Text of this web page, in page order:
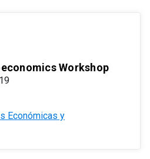
Workshop
Económicas y